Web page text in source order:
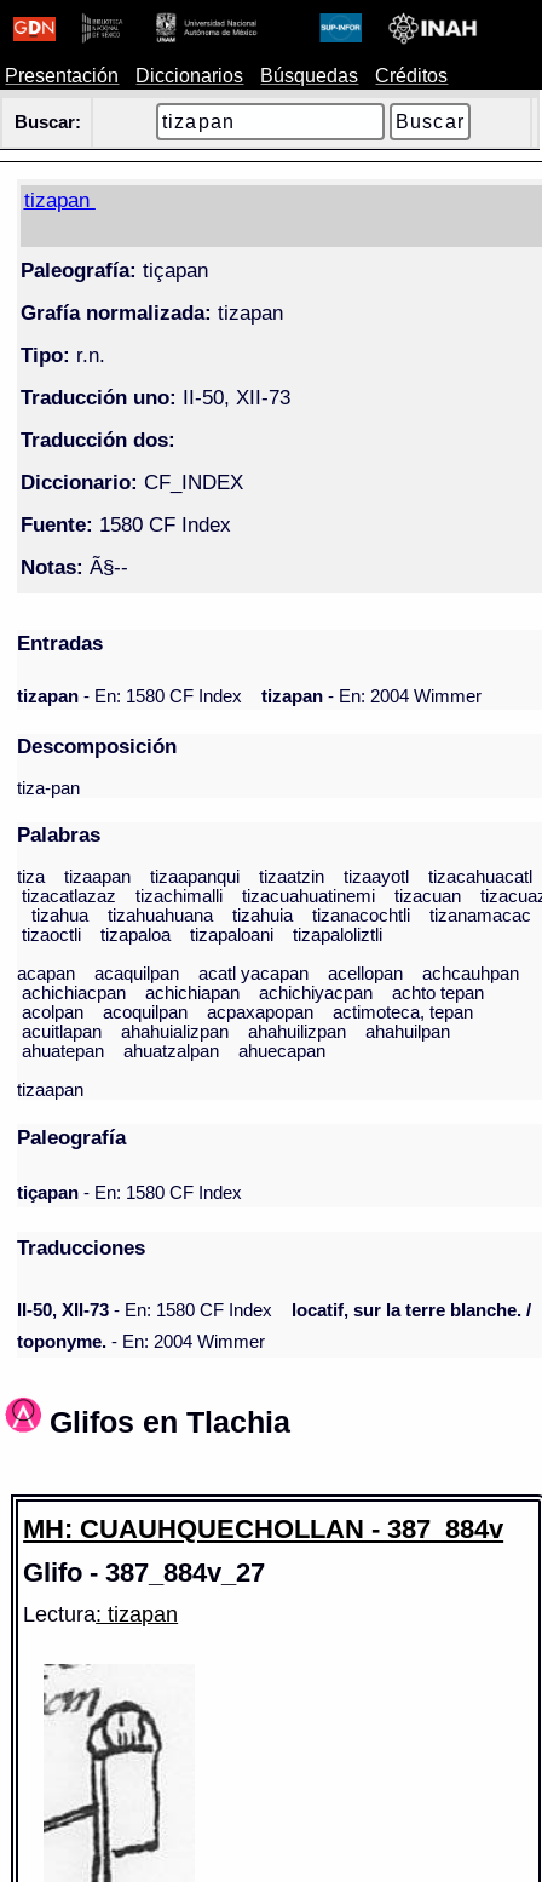
Presentación Diccionarios Búsquedas Créditos
Buscar:
tizapan
Paleografía: tiçapan
Grafía normalizada: tizapan
Tipo: r.n.
Traducción uno: II-50, XII-73
Traducción dos:
Diccionario: CF_INDEX
Fuente: 1580 CF Index
Notas: Ã§--
Entradas
tizapan- En: 1580 CF Index tizapan- En: 2004 Wimmer
Descomposición
tiza-pan
Palabras
tiza tizaapan tizaapanqui tizaatzin tizaayotl
tizacahuacatl
tizacatlazaz
tizachimalli tizacuahuatinemi tizacuan
tizahua
tizahuahuana tizahuia tizanacochtli
tizanamacac
tizaoctli
tizapaloa tizapaloani
tizapaloliztli
acapan
acaquilpan acatl yacapan acellopan
achcauhpan
achichiacpan
achichiapan achichiyacpan
achto tepan
acolpan
acoquilpan acpaxapopan
actimoteca, tepan
acuitlapan
ahahuializpan ahahuilizpan
ahahuilpan
ahuatepan
ahuatzalpan
ahuecapan
tizaapan
Paleografía
tiçapan - En: 1580 CF Index
Traducciones
II-50, XII-73 - En: 1580 CF Index
locatif, sur la terre blanche. /
toponyme. - En: 2004 Wimmer
Glifos en Tlachia
MH: CUAUHQUECHOLLAN - 387_884v
Glifo - 387_884v_27
Lectura: tizapan